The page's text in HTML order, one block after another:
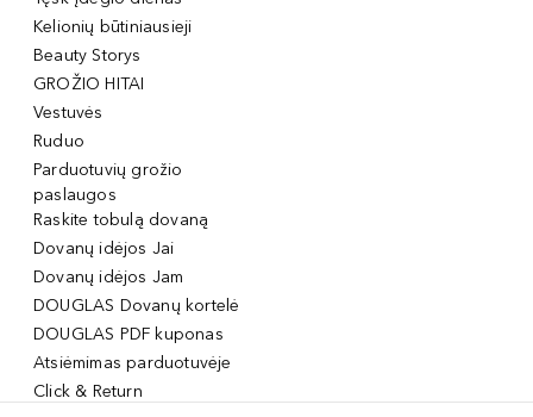
Kelionių būtiniausieji
Beauty Storys
GROŽIO HITAI
Vestuvės
Ruduo
Parduotuvių grožio
paslaugos
Raskite tobulą dovaną
Dovanų idėjos Jai
Dovanų idėjos Jam
DOUGLAS Dovanų kortelė
DOUGLAS PDF kuponas
Atsiėmimas parduotuvėje
Click & Return